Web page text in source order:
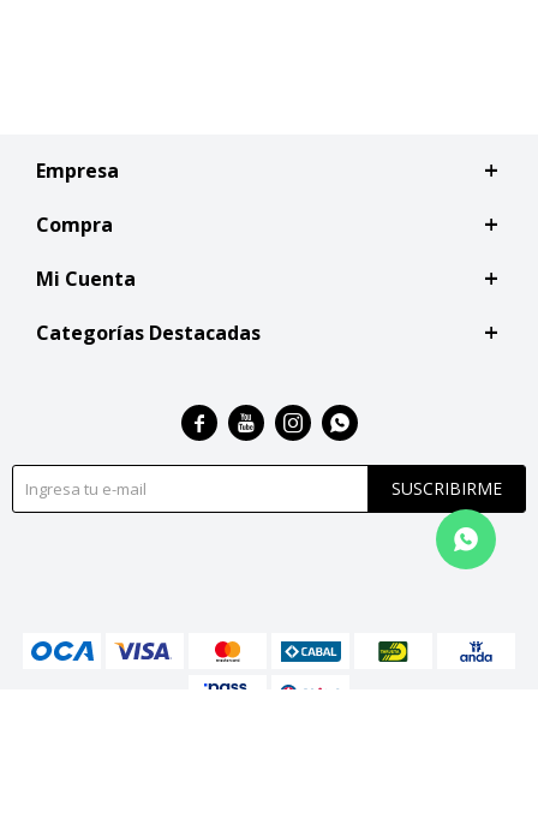
Empresa
Compra
Mi Cuenta
Categorías Destacadas
SUSCRIBIRME
   